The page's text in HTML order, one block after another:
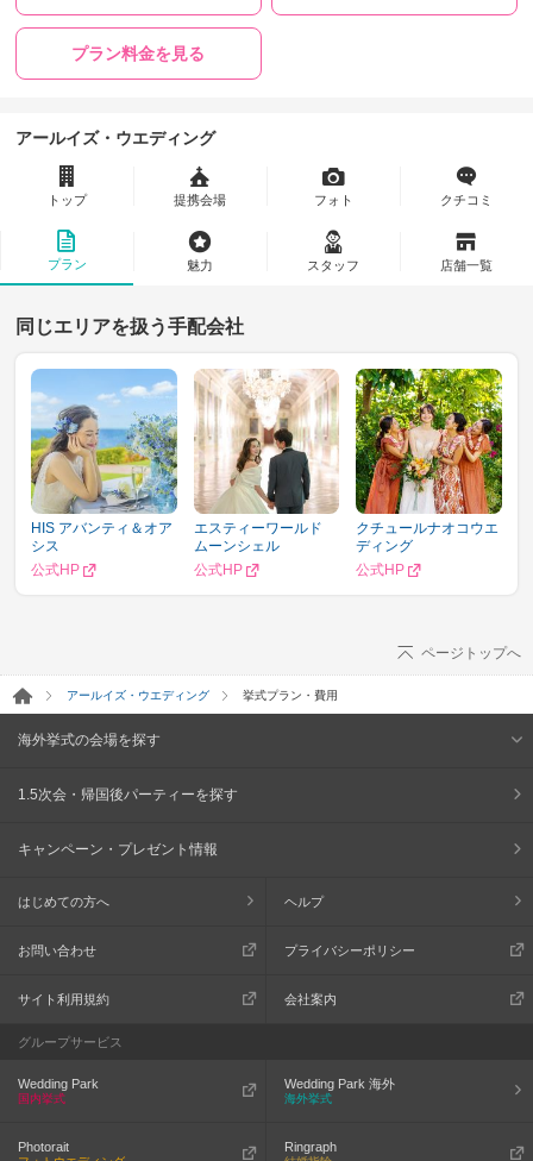
プラン料金を見る
アールイズ・ウエディング
トップ 提携会場 フォト クチコミ
プラン 魅力 スタッフ 店舗一覧
同じエリアを扱う手配会社
HIS アバンティ＆オア
シス
公式HP
エスティーワールド
ムーンシェル
公式HP
クチュールナオコウエ
ディング
公式HP
ページトップへ
アールイズ・ウエディング 挙式プラン・費用
海外挙式の会場を探す
1.5次会・帰国後パーティーを探す
キャンペーン・プレゼント情報
はじめての方へ ヘルプ
お問い合わせ プライバシーポリシー
サイト利用規約 会社案内
グループサービス
Wedding Park
国内挙式
Wedding Park 海外
海外挙式
Photorait Ringraph